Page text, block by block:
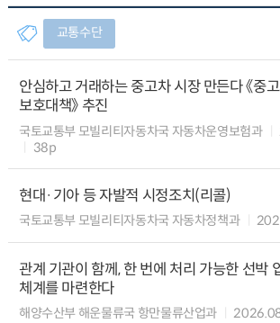
교통수단
안심하고 거래하는 중고차 시장 만든다 《중
보호대책》 추진
국토교통부 모빌리티자동차국 자동차운영보험과
38p
현대·기아 등 자발적 시정조치(리콜)
국토교통부 모빌리티자동차국 자동차정책과
관계 기관이 함께, 한 번에 처리 가능한 선박
체계를 마련한다
해양수산부 해운물류국 항만물류산업과